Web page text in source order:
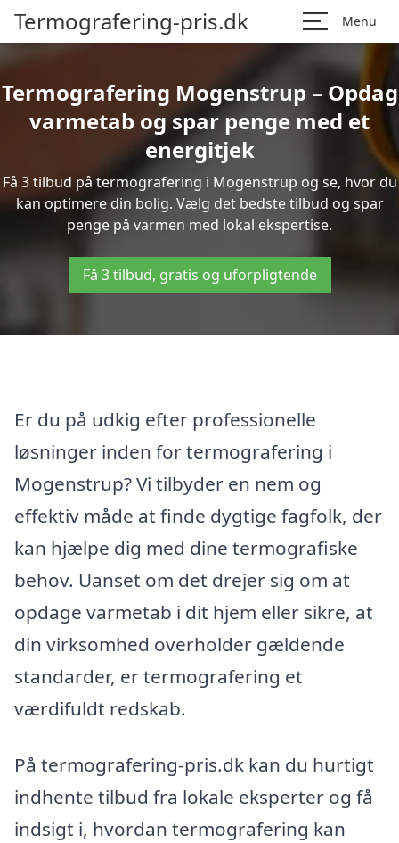
Termografering-pris.dk Menu
Termografering Mogenstrup – Opdag
varmetab og spar penge med et
energitjek
Få 3 tilbud på termografering i Mogenstrup og se, hvor du
kan optimere din bolig. Vælg det bedste tilbud og spar
penge på varmen med lokal ekspertise.
Få 3 tilbud, gratis og uforpligtende
Er du på udkig efter professionelle
løsninger inden for termografering i
Mogenstrup? Vi tilbyder en nem og
effektiv måde at finde dygtige fagfolk, der
kan hjælpe dig med dine termografiske
behov. Uanset om det drejer sig om at
opdage varmetab i dit hjem eller sikre, at
din virksomhed overholder gældende
standarder, er termografering et
værdifuldt redskab.
På termografering-pris.dk kan du hurtigt
indhente tilbud fra lokale eksperter og få
indsigt i, hvordan termografering kan